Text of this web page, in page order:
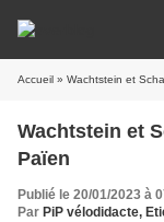
Accueil » Wachtstein et
Wachtstein et
Païen
Publié le 20/01/2023 à
Par PiP vélodidacte,